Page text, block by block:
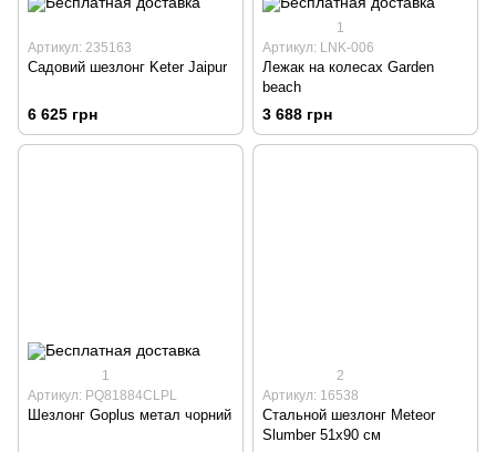
Артикул: 235163
Садовий шезлонг Keter Jaipur
6 625 грн
1
Артикул: LNK-006
Лежак на колесах Garden
beach
3 688 грн
1
Артикул: PQ81884CLPL
Шезлонг Goplus метал чорний
2
Артикул: 16538
Стальной шезлонг Meteor
Slumber 51x90 см